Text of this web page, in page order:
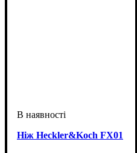
Ніж Heckler&Koch FX01